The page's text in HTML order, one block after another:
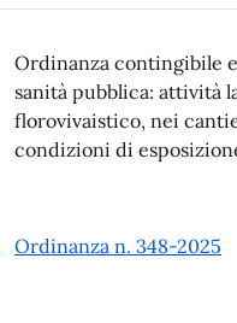
In dettaglio
Ordinanza contingibile
sanità pubblica: attività
florovivaistico, nei
condizioni di
Ordinanza n. 348-2025